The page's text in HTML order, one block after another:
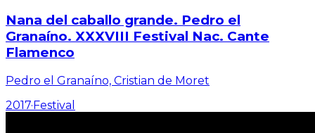
Nana del caballo grande. Pedro el
Granaíno. XXXVIII Festival Nac. Cante
Flamenco
Pedro el Granaíno, Cristian de Moret
2017·Festival